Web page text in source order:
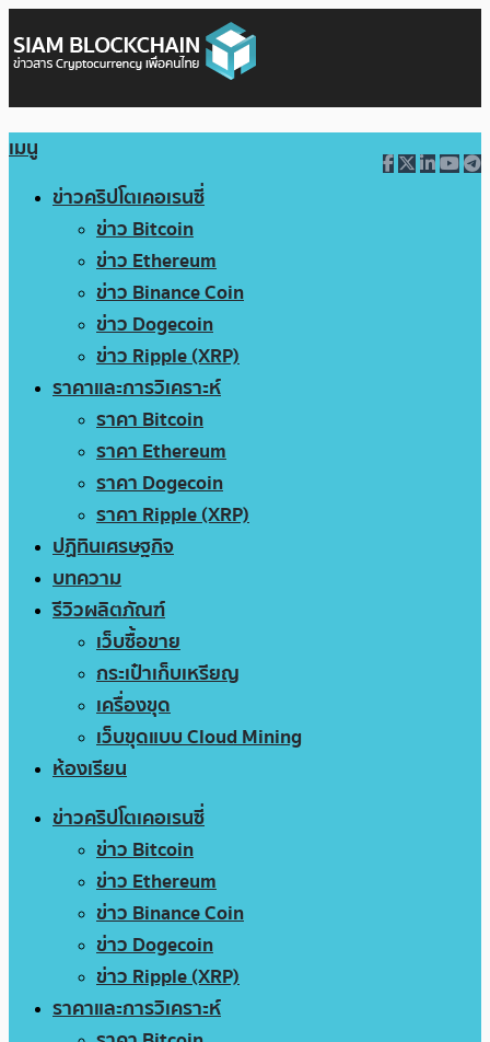
เมนู
ข่าวคริปโตเคอเรนซี่
ข่าว Bitcoin
ข่าว Ethereum
ข่าว Binance Coin
ข่าว Dogecoin
ข่าว Ripple (XRP)
ราคาและการวิเคราะห์
ราคา Bitcoin
ราคา Ethereum
ราคา Dogecoin
ราคา Ripple (XRP)
ปฏิทินเศรษฐกิจ
บทความ
รีวิวผลิตภัณฑ์
เว็บซื้อขาย
กระเป๋าเก็บเหรียญ
เครื่องขุด
เว็บขุดแบบ Cloud Mining
ห้องเรียน
ข่าวคริปโตเคอเรนซี่
ข่าว Bitcoin
ข่าว Ethereum
ข่าว Binance Coin
ข่าว Dogecoin
ข่าว Ripple (XRP)
ราคาและการวิเคราะห์